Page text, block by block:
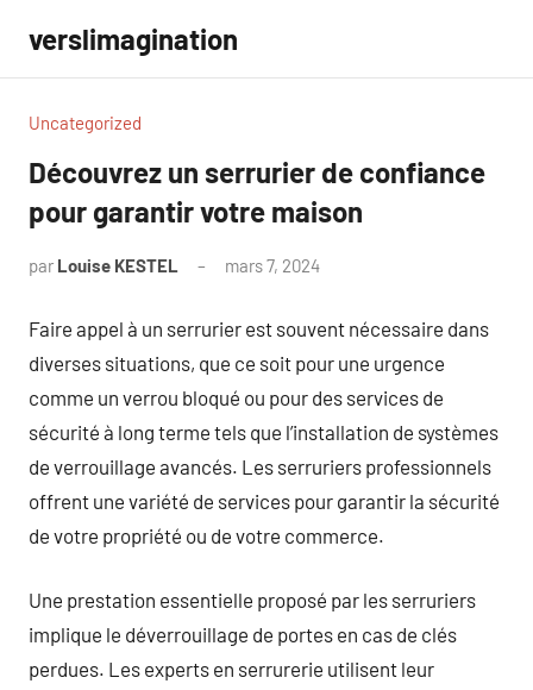
contenu
verslimagination
Uncategorized
Découvrez un serrurier de confiance
pour garantir votre maison
par Louise KESTEL mars 7, 2024
Faire appel à un serrurier est souvent nécessaire dans
diverses situations, que ce soit pour une urgence
comme un verrou bloqué ou pour des services de
sécurité à long terme tels que l’installation de systèmes
de verrouillage avancés. Les serruriers professionnels
offrent une variété de services pour garantir la sécurité
de votre propriété ou de votre commerce.
Une prestation essentielle proposé par les serruriers
implique le déverrouillage de portes en cas de clés
perdues. Les experts en serrurerie utilisent leur